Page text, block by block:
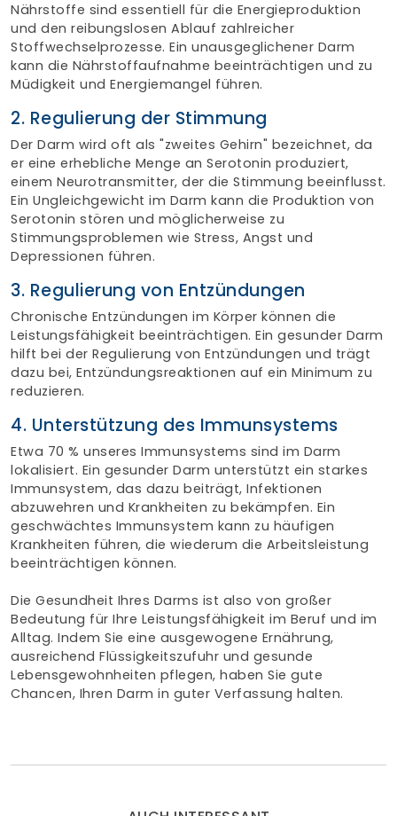
Nährstoffe sind essentiell für die Energieproduktion
und den reibungslosen Ablauf zahlreicher
Stoffwechselprozesse. Ein unausgeglichener Darm
kann die Nährstoffaufnahme beeinträchtigen und zu
Müdigkeit und Energiemangel führen.
2. Regulierung der Stimmung
Der Darm wird oft als "zweites Gehirn" bezeichnet, da
er eine erhebliche Menge an Serotonin produziert,
einem Neurotransmitter, der die Stimmung beeinflusst.
Ein Ungleichgewicht im Darm kann die Produktion von
Serotonin stören und möglicherweise zu
Stimmungsproblemen wie Stress, Angst und
Depressionen führen.
3. Regulierung von Entzündungen
Chronische Entzündungen im Körper können die
Leistungsfähigkeit beeinträchtigen. Ein gesunder Darm
hilft bei der Regulierung von Entzündungen und trägt
dazu bei, Entzündungsreaktionen auf ein Minimum zu
reduzieren.
4. Unterstützung des Immunsystems
Etwa 70 % unseres Immunsystems sind im Darm
lokalisiert. Ein gesunder Darm unterstützt ein starkes
Immunsystem, das dazu beiträgt, Infektionen
abzuwehren und Krankheiten zu bekämpfen. Ein
geschwächtes Immunsystem kann zu häufigen
Krankheiten führen, die wiederum die Arbeitsleistung
beeinträchtigen können.
Die Gesundheit Ihres Darms ist also von großer
Bedeutung für Ihre Leistungsfähigkeit im Beruf und im
Alltag. Indem Sie eine ausgewogene Ernährung,
ausreichend Flüssigkeitszufuhr und gesunde
Lebensgewohnheiten pflegen, haben Sie gute
Chancen, Ihren Darm in guter Verfassung halten.